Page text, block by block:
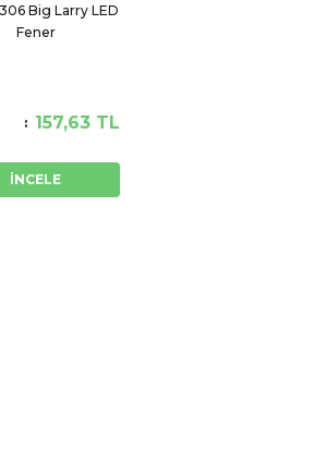
Big Larry LED
Fener
157,63 TL
İNCELE